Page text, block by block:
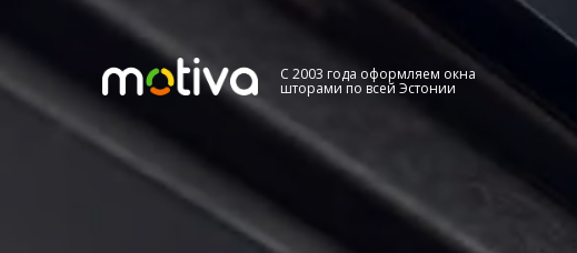
C 2003 года оформляем окна
шторами по всей Эстонии
РАССЧИТАЙТЕ СТОИМОСТЬ
МОСКИТНОЙ СЕТКИ